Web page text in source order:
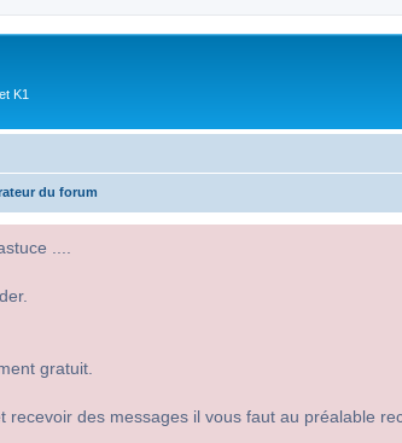
K1
du forum
....
gratuit.
des messages il vous faut au préalable